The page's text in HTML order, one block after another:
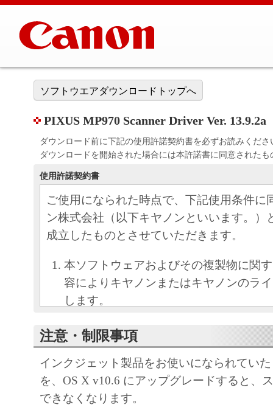
ソフトウエアダウンロードトップへ
PIXUS MP970 Scanner Driver Ver. 13.9.2a
ダウンロード前に下記の使用許諾契約書を必ずお読みくださ
ダウンロードを開始された場合には本許諾書に同意された
使用許諾契約書
ご使用になられた時点で、下記使用条件に
ン株式会社（以下キヤノンといいます。）
成立したものとさせていただきます。
本ソフトウェアおよびその複製物に関
容によりキヤノンまたはキヤノンのラ
します。
といいます。）に対し、本ソフトウェ
独占的権利を許諾します。
ユーザーは、本ソフトウェアの全部ま
改変、リバース・エンジニアリング、
注意・制限事項
インクジェット製品をお使いになられてい
を、OS X v10.6 にアップグレードすると、
できなくなります。